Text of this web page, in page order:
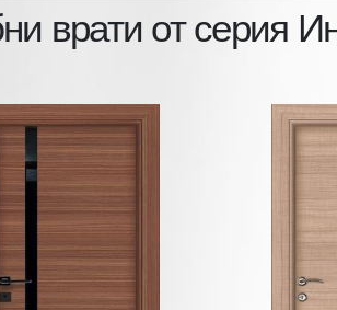
врати от серия